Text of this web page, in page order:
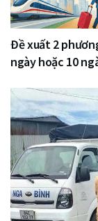
Đề xuất 2
ngày hoặc 10